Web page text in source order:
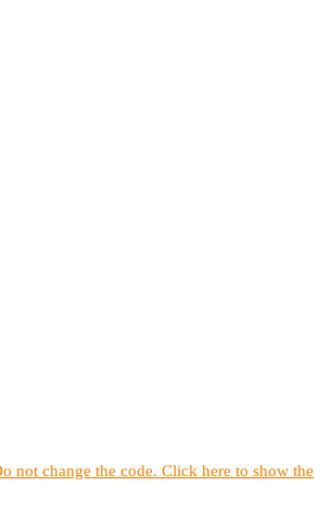
not change the code. Click here to show the